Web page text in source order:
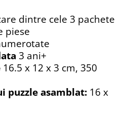
dintre cele 3 pachete
piese
3 ani+
16.5 x 12 x 3 cm, 350
puzzle asamblat: 16 x